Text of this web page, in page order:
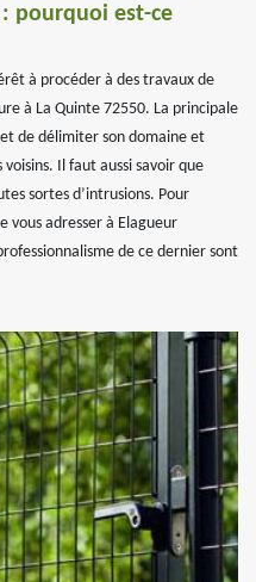
pourquoi est-ce
à procéder à des travaux de
à La Quinte 72550. La principale
de délimiter son domaine et
Il faut aussi savoir que
sortes d’intrusions. Pour
vous adresser à Elagueur
de ce dernier sont